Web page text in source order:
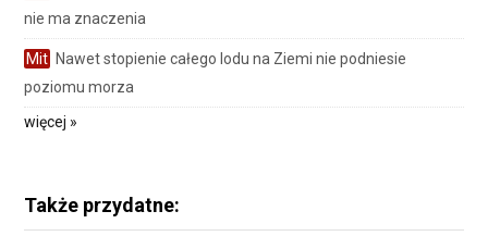
nie ma znaczenia
Mit Nawet stopienie całego lodu na Ziemi nie podniesie
poziomu morza
więcej »
Także przydatne: